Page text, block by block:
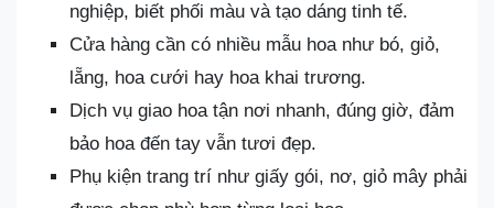
nghiệp, biết phối màu và tạo dáng tinh tế.
Cửa hàng cần có nhiều mẫu hoa như bó, giỏ,
lẵng, hoa cưới hay hoa khai trương.
Dịch vụ giao hoa tận nơi nhanh, đúng giờ, đảm
bảo hoa đến tay vẫn tươi đẹp.
Phụ kiện trang trí như giấy gói, nơ, giỏ mây phải